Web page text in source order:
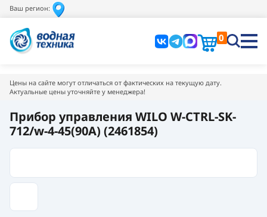
Ваш регион:
0
Цены на сайте могут отличаться от фактических на текущую дату.
Актуальные цены уточняйте у менеджера!
Прибор управления WILO W-CTRL-SK-
712/w-4-45(90A) (2461854)